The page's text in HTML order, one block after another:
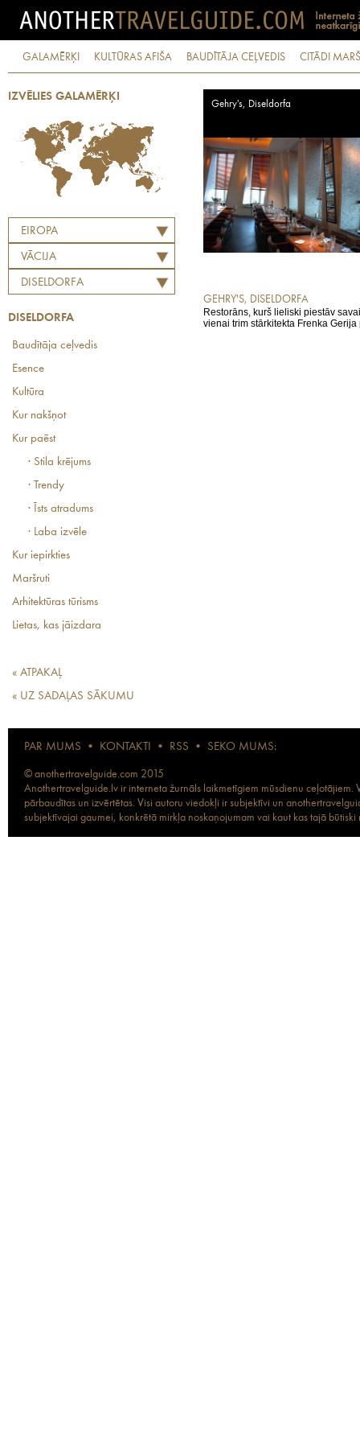
GALAMĒRĶI KULTŪRAS AFIŠA BAUDĪTĀJA CEĻVEDIS CITĀDI
IZVĒLIES GALAMĒRĶI
EIROPA
VĀCIJA
DISELDORFA
DISELDORFA
Baudītāja ceļvedis
Esence
Kultūra
Kur nakšņot
Kur paēst
· Stila krējums
· Trendy
· Īsts atradums
· Laba izvēle
Kur iepirkties
Maršruti
Arhitektūras tūrisms
Lietas, kas jāizdara
« ATPAKAĻ
« UZ SADAĻAS SĀKUMU
Gehry's, Diseldorfa
GEHRY'S, DISELDORFA
Restorāns, kurš lieliski piestāv
vienai trim stārkitekta Frenka
PAR MUMS • KONTAKTI • RSS • SEKO MUMS:
© anothertravelguide.com 2015
Anothertravelguide.lv ir interneta žurnāls laikmetīgiem mūsdienu
pārbaudītas un izvērtētas. Visi autoru viedokļi ir subjektīvi un
subjektīvajai gaumei, konkrētā mirkļa noskaņojumam vai kaut kas tajā